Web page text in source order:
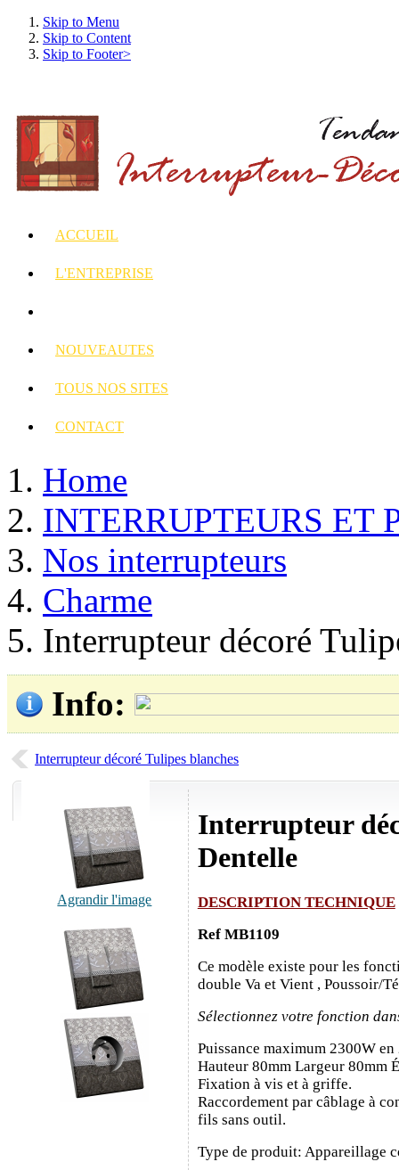
Skip to Menu
Skip to Content
Skip to Footer>
ACCUEIL
L'ENTREPRISE
NOUVEAUTES
TOUS NOS SITES
CONTACT
Home
INTERRUPTEURS ET
Nos interrupteurs
Charme
Interrupteur décoré
Info:
Interrupteur décoré Tulipes blanches
Agrandir l'image
Interrupteur
Dentelle
DESCRIPTION TECHNIQUE
Ref MB1109
Ce modèle existe pour les
double Va et Vient , Poussoir/
Sélectionnez votre fonction
Puissance maximum 2300W
Hauteur 80mm Largeur 80mm
Fixation à vis et à griffe.
Raccordement par câblage à
fils sans outil.
Type de produit: Appareillage